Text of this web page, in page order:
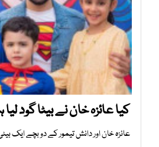
کیا عائزہ خان نے بیٹا گود
عائزہ خان اور دانش تیمور کے دو بچے ایک